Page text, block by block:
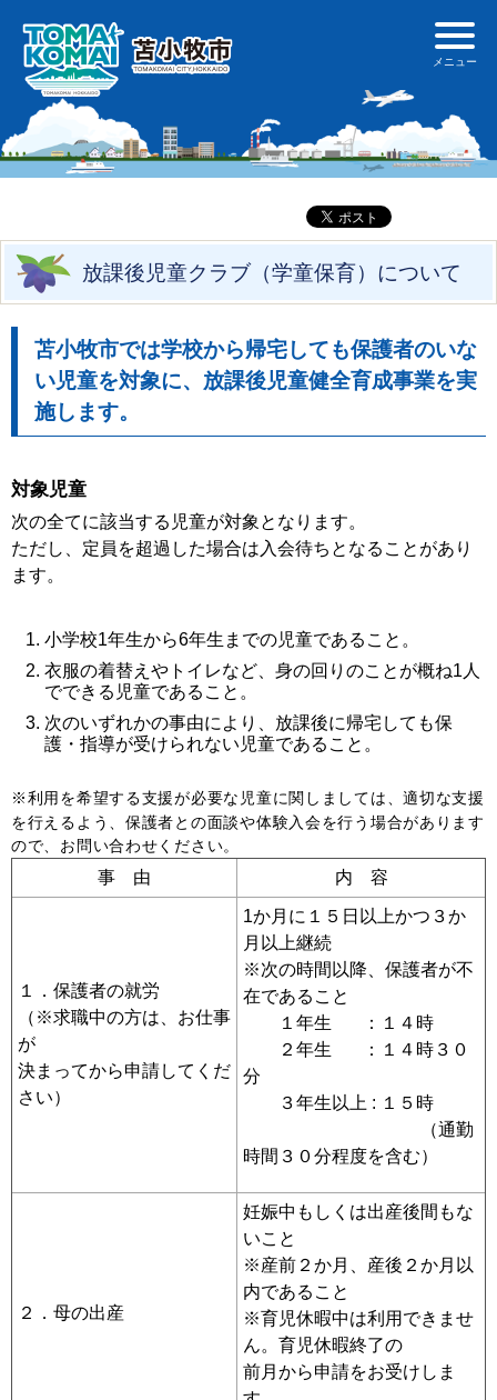
放課後児童クラブ（学童保育）について
苫小牧市では学校から帰宅しても保護者のいな
い児童を対象に、放課後児童健全育成事業を実
施します。
対象児童
次の全てに該当する児童が対象となります。
ただし、定員を超過した場合は入会待ちとなることがあり
ます。
小学校1年生から6年生までの児童であること。
衣服の着替えやトイレなど、身の回りのことが概ね1人
でできる児童であること。
次のいずれかの事由により、放課後に帰宅しても保
護・指導が受けられない児童であること。
※利用を希望する支援が必要な児童に関しましては、適切な支援
を行えるよう、保護者との面談や体験入会を行う場合があります
ので、お問い合わせください。
事 由 内 容
１．保護者の就労
（※求職中の方は、お仕事
が
決まってから申請してくだ
さい）
1か月に１５日以上かつ３か
月以上継続
※次の時間以降、保護者が不
在であること
１年生 ：１４時
２年生 ：１４時３０
分
３年生以上 : １５時
（通勤
時間３０分程度を含む）
２．母の出産
妊娠中もしくは出産後間もな
いこと
※産前２か月、産後２か月以
内であること
※育児休暇中は利用できませ
ん。育児休暇終了の
前月から申請をお受けしま